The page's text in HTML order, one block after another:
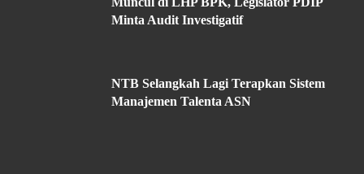
Minta Audit Investigatif
NTB Selangkah Lagi Terapkan Sistem
Manajemen Talenta ASN